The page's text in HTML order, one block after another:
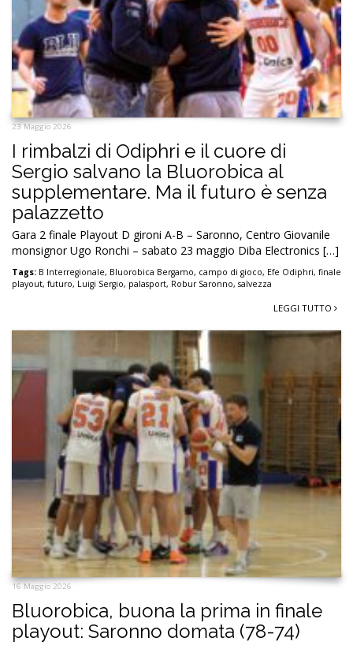
23 Maggio 2026
I rimbalzi di Odiphri e il cuore di
Sergio salvano la Bluorobica al
supplementare. Ma il futuro è senza
palazzetto
Gara 2 finale Playout D gironi A-B – Saronno, Centro Giovanile
monsignor Ugo Ronchi – sabato 23 maggio Diba Electronics […]
Tags: B Interregionale, Bluorobica Bergamo, campo di gioco, Efe Odiphri, finale
playout, futuro, Luigi Sergio, palasport, Robur Saronno, salvezza
LEGGI TUTTO
16 Maggio 2026
Bluorobica, buona la prima in finale
playout: Saronno domata (78-74)